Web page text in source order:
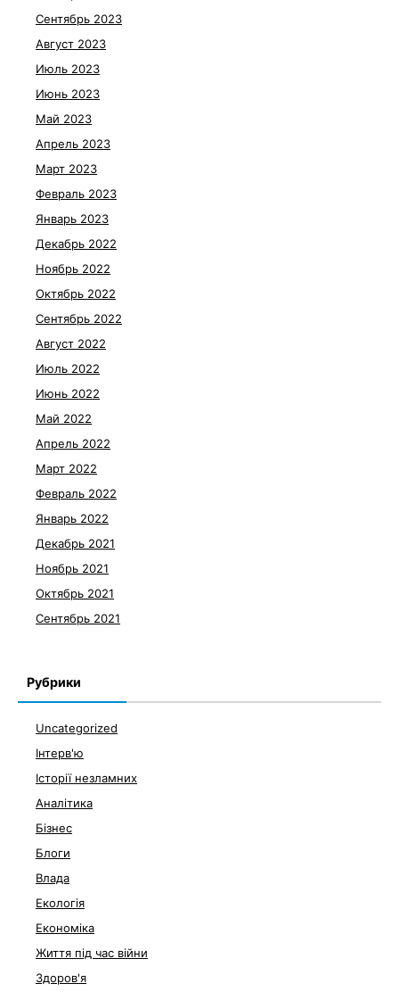
Сентябрь 2023
Август 2023
Июль 2023
Июнь 2023
Май 2023
Апрель 2023
Март 2023
Февраль 2023
Январь 2023
Декабрь 2022
Ноябрь 2022
Октябрь 2022
Сентябрь 2022
Август 2022
Июль 2022
Июнь 2022
Май 2022
Апрель 2022
Март 2022
Февраль 2022
Январь 2022
Декабрь 2021
Ноябрь 2021
Октябрь 2021
Сентябрь 2021
Рубрики
Uncategorized
Інтерв'ю
Історії незламних
Аналітика
Бізнес
Блоги
Влада
Екологія
Економіка
Життя під час війни
Здоров'я